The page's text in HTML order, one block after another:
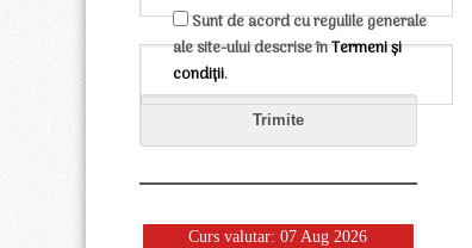
Sunt de acord cu regulile generale
ale site-ului descrise înTermeni și
condiții.
Curs valutar: 07 Aug 2026